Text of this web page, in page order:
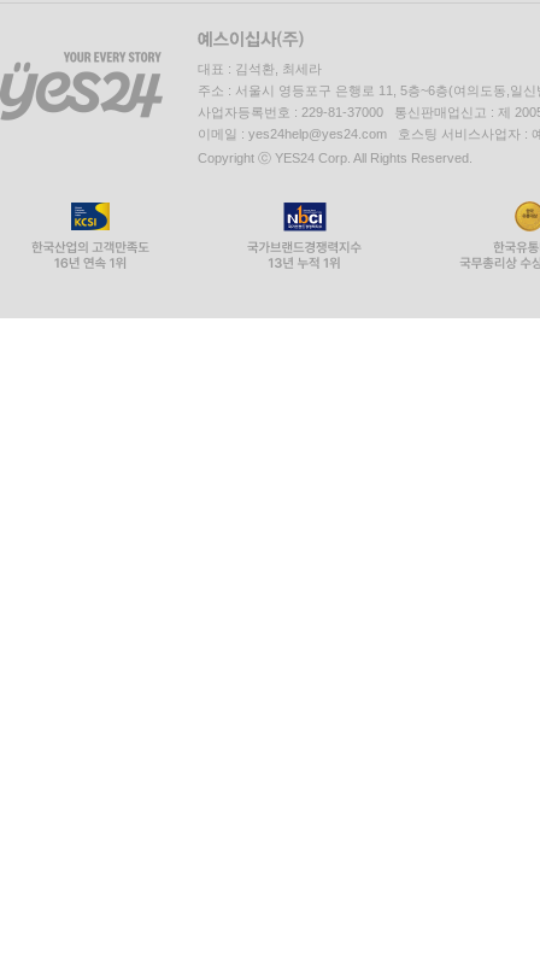
대표 : 김석환, 최세라
주소 : 서울시 영등포구 은행로 11, 5층~6층(여의도동,일신
사업자등록번호 : 229-81-37000 통신판매업신고 : 제
이메일 : yes24help@yes24.com 호스팅 서비스사업자 :
Copyright ⓒ YES24 Corp. All Rights Reserved.